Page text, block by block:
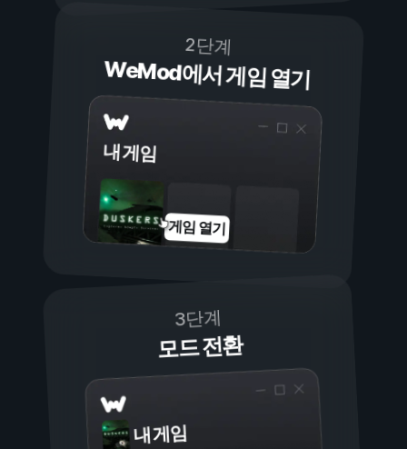
2단계
WeMod에서 게임 열기
내 게임
게임 열기
3단계
모드 전환
내 게임